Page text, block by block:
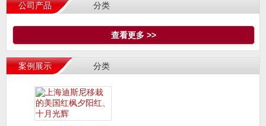
公司产品 分类
查看更多 >>
案例展示 分类